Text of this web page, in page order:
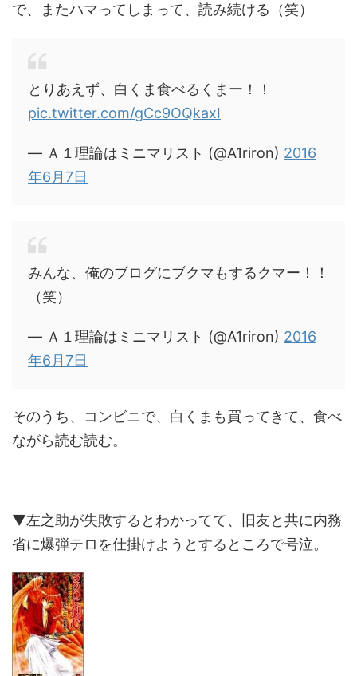
で、またハマってしまって、読み続ける（笑）
とりあえず、白くま食べるくまー！！
pic.twitter.com/gCc9OQkaxI
— Ａ１理論はミニマリスト (@A1riron) 2016
年6月7日
みんな、俺のブログにブクマもするクマー！！
（笑）
— Ａ１理論はミニマリスト (@A1riron) 2016
年6月7日
そのうち、コンビニで、白くまも買ってきて、食べ
ながら読む読む。
▼左之助が失敗するとわかってて、旧友と共に内務
省に爆弾テロを仕掛けようとするところで号泣。